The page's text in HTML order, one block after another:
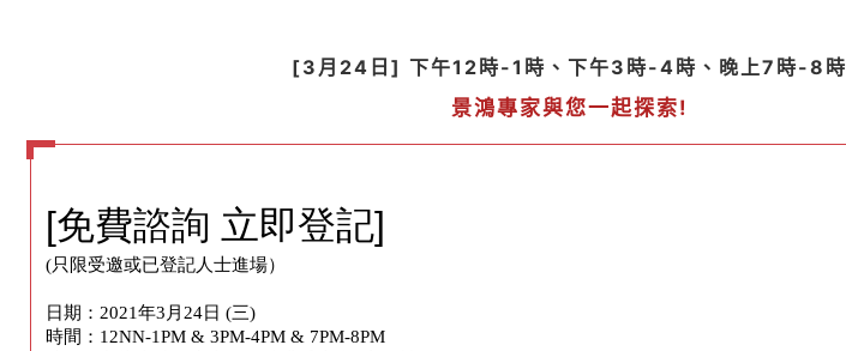
[3月24日] 下午12 時-1時、下午3時-4時、晚上7時-8時
景鴻專家與您一起探索!